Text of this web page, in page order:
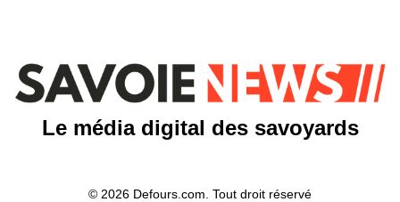
Le média digital des savoyards
© 2026 Defours.com. Tout droit réservé